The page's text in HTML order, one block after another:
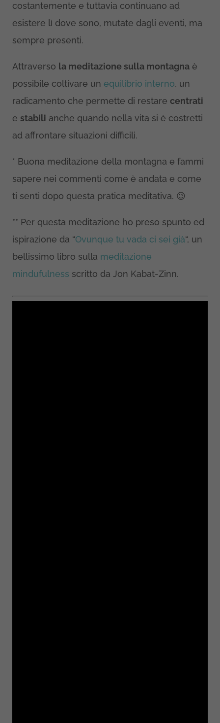
costantemente e tuttavia continuano ad
esistere lì dove sono, mutate dagli eventi, ma
sempre presenti.
Attraverso la meditazione sulla montagnaè
possibile coltivare un equilibrio interno, un
radicamento che permette di restare centrati
e stabili anche quando nella vita si è costretti
ad affrontare situazioni difficili.
* Buona meditazione della montagna e fammi
sapere nei commenti come è andata e come
ti senti dopo questa pratica meditativa. 😉
** Per questa meditazione ho preso spunto ed
ispirazione da “Ovunque tu vada ci sei già“, un
bellissimo libro sulla meditazione
mindufulness scritto da Jon Kabat-Zinn.